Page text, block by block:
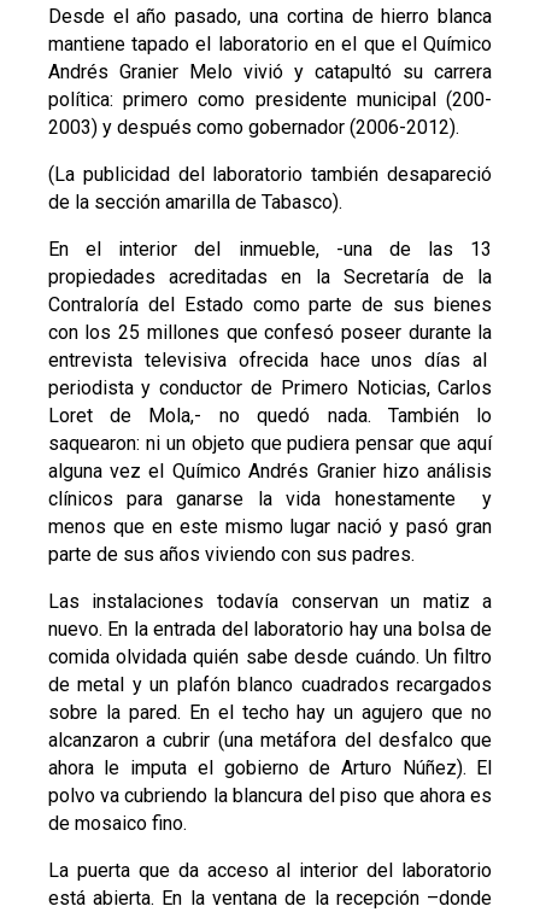
Desde el año pasado, una cortina de hierro blanca
mantiene tapado el laboratorio en el que el Químico
Andrés Granier Melo vivió y catapultó su carrera
política: primero como presidente municipal (200-
2003) y después como gobernador (2006-2012).
(La publicidad del laboratorio también desapareció
de la sección amarilla de Tabasco).
En el interior del inmueble, -una de las 13
propiedades acreditadas en la Secretaría de la
Contraloría del Estado como parte de sus bienes
con los 25 millones que confesó poseer durante la
entrevista televisiva ofrecida hace unos días al
periodista y conductor de Primero Noticias, Carlos
Loret de Mola,- no quedó nada. También lo
saquearon: ni un objeto que pudiera pensar que aquí
alguna vez el Químico Andrés Granier hizo análisis
clínicos para ganarse la vida honestamente y
menos que en este mismo lugar nació y pasó gran
parte de sus años viviendo con sus padres.
Las instalaciones todavía conservan un matiz a
nuevo. En la entrada del laboratorio hay una bolsa de
comida olvidada quién sabe desde cuándo. Un filtro
de metal y un plafón blanco cuadrados recargados
sobre la pared. En el techo hay un agujero que no
alcanzaron a cubrir (una metáfora del desfalco que
ahora le imputa el gobierno de Arturo Núñez). El
polvo va cubriendo la blancura del piso que ahora es
de mosaico fino.
La puerta que da acceso al interior del laboratorio
está abierta. En la ventana de la recepción –donde